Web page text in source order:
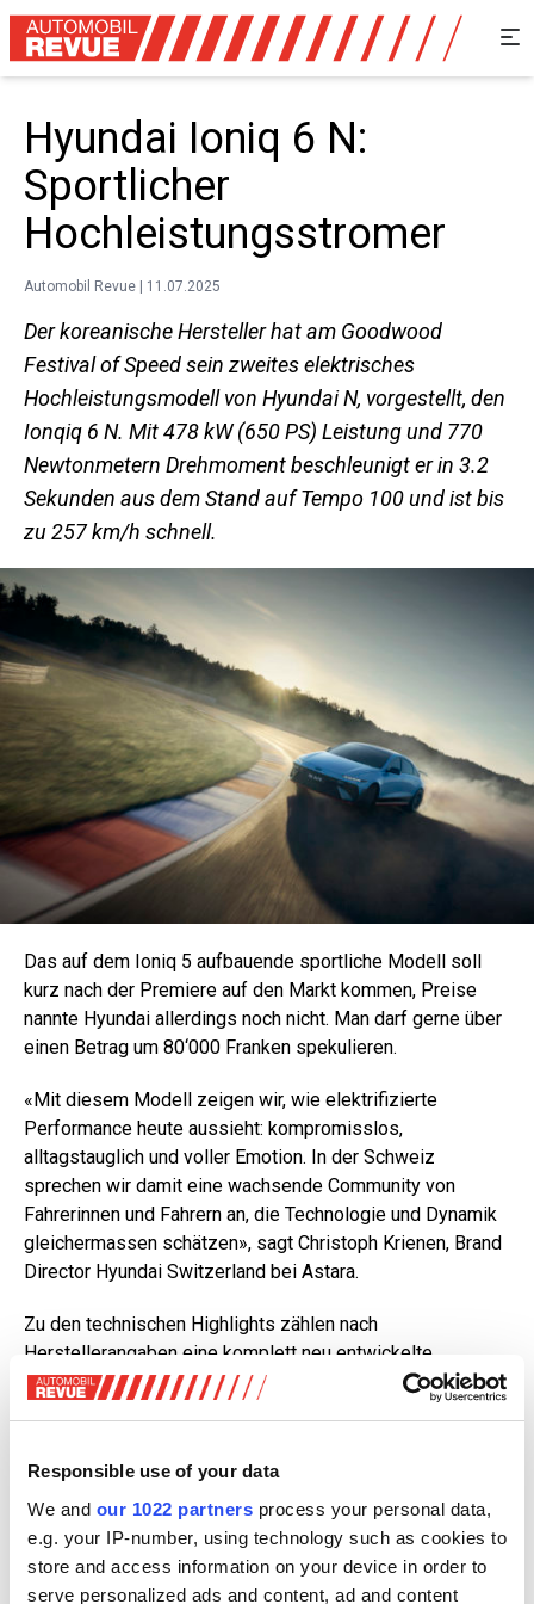
Responsible use of your data
We and our 1022 partners process your personal data,
e.g. your IP-number, using technology such as cookies to
store and access information on your device in order to
serve personalized ads and content, ad and content
Hyundai Ioniq 6 N:
Sportlicher
Hochleistungsstromer
Automobil Revue | 11.07.2025
Der koreanische Hersteller hat am Goodwood
Festival of Speed sein zweites elektrisches
Hochleistungsmodell von Hyundai N, vorgestellt, den
Ionqiq 6 N. Mit 478 kW (650 PS) Leistung und 770
Newtonmetern Drehmoment beschleunigt er in 3.2
Sekunden aus dem Stand auf Tempo 100 und ist bis
zu 257 km/h schnell.
Das auf dem Ioniq 5 aufbauende sportliche Modell soll
kurz nach der Premiere auf den Markt kommen, Preise
nannte Hyundai allerdings noch nicht. Man darf gerne über
einen Betrag um 80‘000 Franken spekulieren.
«Mit diesem Modell zeigen wir, wie elektrifizierte
Performance heute aussieht: kompromisslos,
alltagstauglich und voller Emotion. In der Schweiz
sprechen wir damit eine wachsende Community von
Fahrerinnen und Fahrern an, die Technologie und Dynamik
gleichermassen schätzen», sagt Christoph Krienen, Brand
Director Hyundai Switzerland bei Astara.
Zu den technischen Highlights zählen nach
Herstellerangaben eine komplett neu entwickelte
Aufhängungsgeometrie, das weiterentwickelte virtuelle
und abgestimmtem Klangprofil.